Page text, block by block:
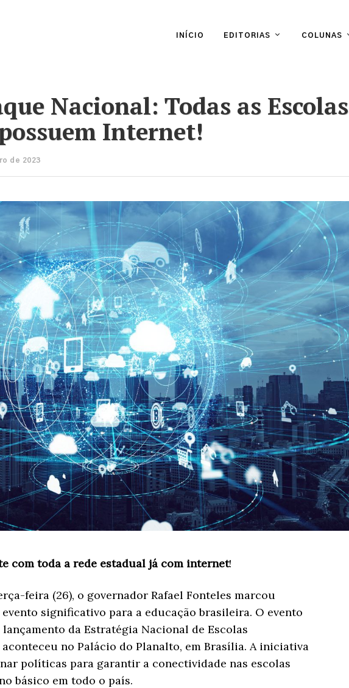
INÍCIO EDITORIAS COLUNAS
Nacional: Todas as Escolas
Internet!
de 2023
com toda a rede estadual já com internet!
feira (26), o governador Rafael Fonteles marcou
significativo para a educação brasileira. O evento
da Estratégia Nacional de Escolas
aconteceu no Palácio do Planalto, em Brasília. A iniciativa
políticas para garantir a conectividade nas escolas
básico em todo o país.